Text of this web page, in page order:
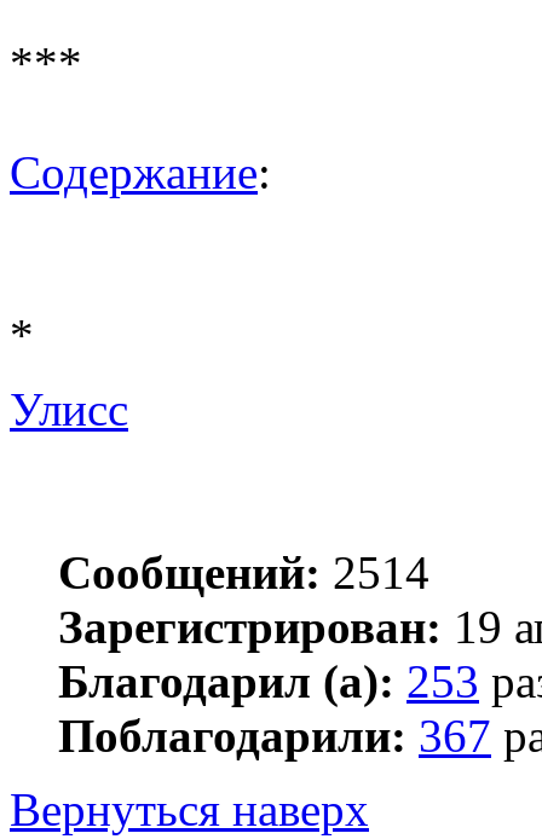
***
Содержание:
*
Улисс
Сообщений: 2514
Зарегистрирован: 19
Благодарил (а): 253
Поблагодарили: 367
Вернуться наверх